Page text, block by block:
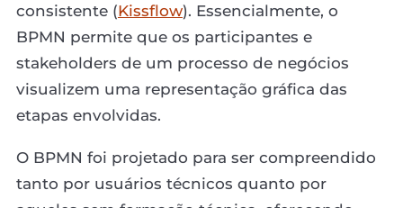
consistente (Kissflow). Essencialmente, o
BPMN permite que os participantes e
stakeholders de um processo de negócios
visualizem uma representação gráfica das
etapas envolvidas.
O BPMN foi projetado para ser compreendido
tanto por usuários técnicos quanto por